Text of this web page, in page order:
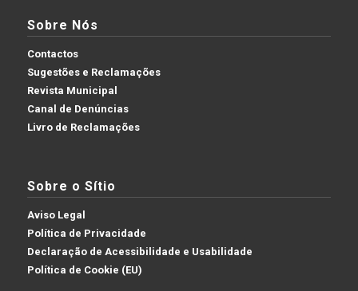
Sobre Nós
Contactos
Sugestões e Reclamações
Revista Municipal
Canal de Denúncias
Livro de Reclamações
Sobre o Sítio
Aviso Legal
Política de Privacidade
Declaração de Acessibilidade e Usabilidade
Política de Cookie (EU)